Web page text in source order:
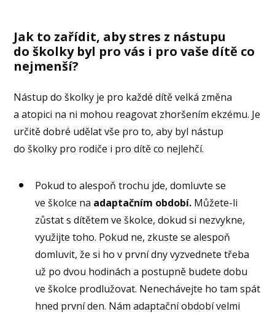
Jak to zařídit, aby stres z nástupu
do školky byl pro vás i pro vaše dítě co
nejmenší?
Nástup do školky je pro každé dítě velká změna
a atopici na ni mohou reagovat zhoršením ekzému. Je
určitě dobré udělat vše pro to, aby byl nástup
do školky pro rodiče i pro dítě co nejlehčí.
Pokud to alespoň trochu jde, domluvte se
ve školce na adaptačním období. Můžete-li
zůstat s dítětem ve školce, dokud si nezvykne,
využijte toho. Pokud ne, zkuste se alespoň
domluvit, že si ho v první dny vyzvednete třeba
už po dvou hodinách a postupně budete dobu
ve školce prodlužovat. Nenechávejte ho tam spát
hned první den. Nám adaptační období velmi